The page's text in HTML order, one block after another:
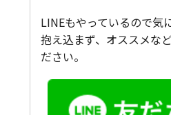
LINEもやっているので気
抱え込まず、オススメな
ださい。